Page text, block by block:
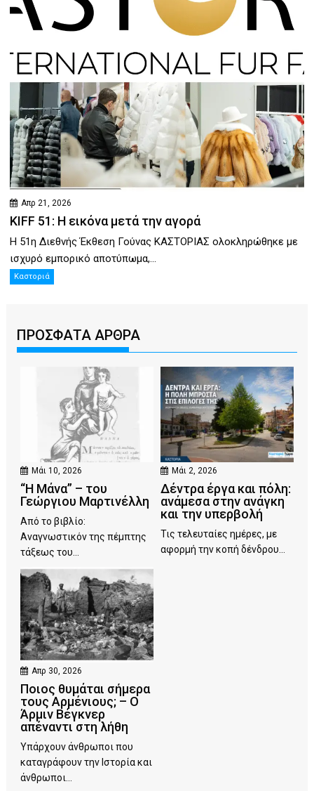
Απρ 21, 2026
KIFF 51: Η εικόνα μετά την αγορά
Η 51η Διεθνής Έκθεση Γούνας ΚΑΣΤΟΡΙΑΣ ολοκληρώθηκε με
ισχυρό εμπορικό αποτύπωμα,...
Καστοριά
ΠΡΟΣΦΑΤΑ ΑΡΘΡΑ
Μάι 10, 2026
“Η Μάνα” – του
Γεώργιου Μαρτινέλλη
Από το βιβλίο:
Αναγνωστικόν της πέμπτης
τάξεως του...
Μάι 2, 2026
Δέντρα έργα και πόλη:
ανάμεσα στην ανάγκη
και την υπερβολή
Τις τελευταίες ημέρες, με
αφορμή την κοπή δένδρου...
Απρ 30, 2026
Ποιος θυμάται σήμερα
τους Αρμένιους; – Ο
Άρμιν Βέγκνερ
απέναντι στη λήθη
Υπάρχουν άνθρωποι που
καταγράφουν την Ιστορία και
άνθρωποι...